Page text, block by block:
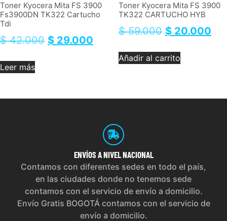
Toner Kyocera Mita FS 3900
Fs3900DN TK322 Cartucho
Tdi
$42.000 $ 29.000
Leer más
Toner Kyocera Mita FS 3900
TK322 CARTUCHO HYB
$59.000 $ 20.000
Añadir al carrito
ENVÍOS A NIVEL NACIONAL
Contamos con diferentes sedes en todo el país,
en las ciudades donde no tenemos sede
contamos con el servicio de envío a domicilio.
Envío Gratis BOGOTÁ contamos con el servicio de
envío a domicilio.